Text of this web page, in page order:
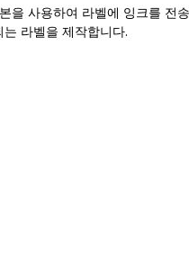
을 사용하여 라벨에 잉크를 전
라벨을 제작합니다.